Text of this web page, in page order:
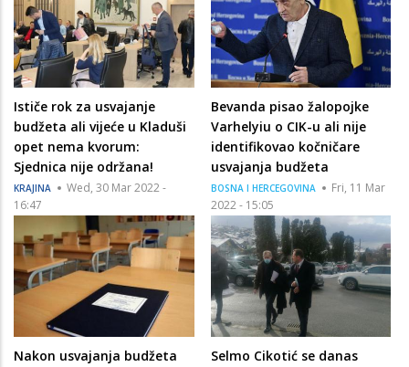
Ističe rok za usvajanje
budžeta ali vijeće u Kladuši
opet nema kvorum:
Sjednica nije održana!
KRAJINA
Wed, 30 Mar 2022 -
16:47
Bevanda pisao žalopojke
Varhelyiu o CIK-u ali nije
identifikovao kočničare
usvajanja budžeta
BOSNA I HERCEGOVINA
Fri, 11 Mar
2022 - 15:05
Nakon usvajanja budžeta
Selmo Cikotić se danas